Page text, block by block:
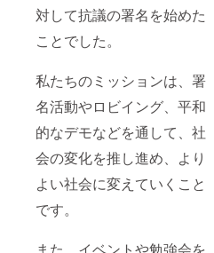
対して抗議の署名を始めた
ことでした。
私たちのミッションは、署
名活動やロビイング、平和
的なデモなどを通して、社
会の変化を推し進め、より
よい社会に変えていくこと
です。
また、イベントや勉強会を